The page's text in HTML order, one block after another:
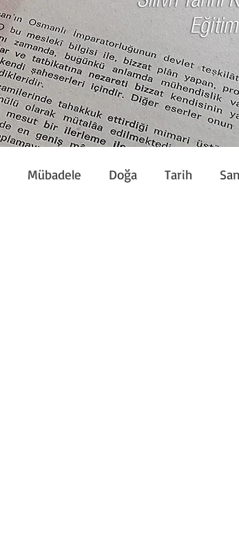
Mübadele Doğa Tarih